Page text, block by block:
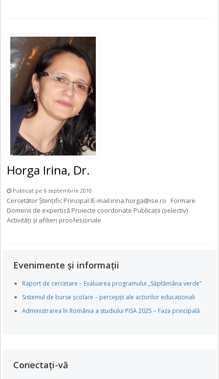
Horga Irina, Dr.
Publicat pe 6 septembrie 2010
Cercetător Științific Principal IE-mail:irina.horga@ise.ro Formare
Domenii de expertiză Proiecte coordonate Publicații (selectiv)
Activităţi și afilieri proofesionale
Evenimente și informații
Raport de cercetare – Evaluarea programului „Săptămâna verde”
Sistemul de burse școlare – percepții ale actorilor educaționali
Administrarea în România a studiului PISA 2025 – Faza principală
Conectați-vă